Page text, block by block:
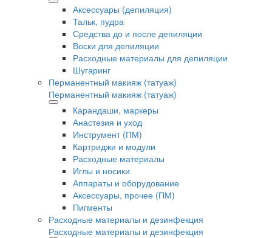
Аксессуары (депиляция)
Тальк, пудра
Средства до и после депиляции
Воски для депиляции
Расходные материалы для депиляции
Шугаринг
Перманентный макияж (татуаж)
Перманентный макияж (татуаж)
Карандаши, маркеры
Анастезия и уход
Инструмент (ПМ)
Картриджи и модули
Расходные материалы
Иглы и носики
Аппараты и оборудование
Аксессуары, прочее (ПМ)
Пигменты
Расходные материалы и дезинфекция
Расходные материалы и дезинфекция